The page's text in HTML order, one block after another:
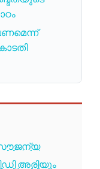
അരിയും